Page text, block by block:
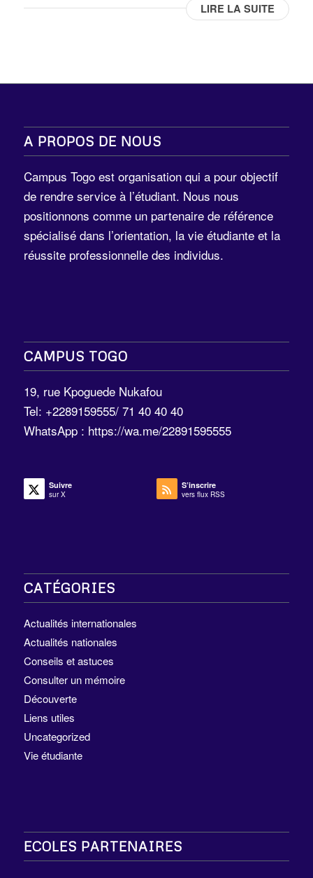
LIRE LA SUITE
A PROPOS DE NOUS
Campus Togo est organisation qui a pour objectif
de rendre service à l’étudiant. Nous nous
positionnons comme un partenaire de référence
spécialisé dans l’orientation, la vie étudiante et la
réussite professionnelle des individus.
CAMPUS TOGO
19, rue Kpoguede Nukafou
Tel: +2289159555/ 71 40 40 40
WhatsApp : https://wa.me/22891595555
Suivre
sur X
S’inscrire
vers flux RSS
CATÉGORIES
Actualités internationales
Actualités nationales
Conseils et astuces
Consulter un mémoire
Découverte
Liens utiles
Uncategorized
Vie étudiante
ECOLES PARTENAIRES